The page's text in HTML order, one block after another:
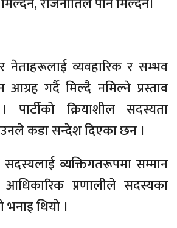
नेताहरूलाई व्यवहारिक र सम्भव
आग्रह गर्दै मिल्दै नमिल्ने प्रस्ताव
पार्टीको क्रियाशील सदस्यता
कडा सन्देश दिएका छन ।
व्यक्तिगतरूपमा सम्मान
आधिकारिक प्रणालीले सदस्यका
थियो ।